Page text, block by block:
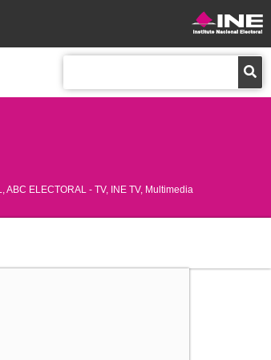
,ABC ELECTORAL - TV, INE TV, Multimedia